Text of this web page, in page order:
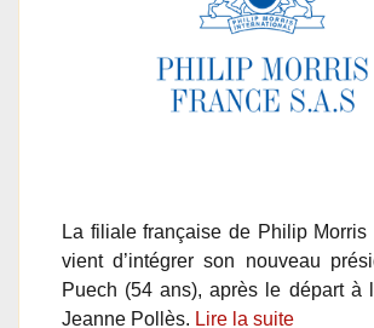
La filiale française de Philip Morris
vient d’intégrer son nouveau
Puech (54 ans), après le départ à
Jeanne Pollès. Lire la suite